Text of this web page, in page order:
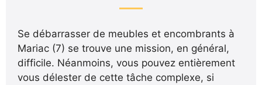
Se débarrasser de meubles et encombrants à
Mariac (7) se trouve une mission, en général,
difficile. Néanmoins, vous pouvez entièrement
vous délester de cette tâche complexe, si